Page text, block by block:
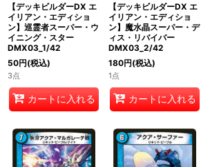
【デッキビルダーDX エ
イリアン・エディショ
ン】巡霊者スーパー・ウ
イニング・スター
DMX03_1/42
50円(税込)
3点
カートに入れる
【デッキビルダーDX エ
イリアン・エディショ
ン】魔水晶スーパー・デ
ィス・リバイバー
DMX03_2/42
180円(税込)
1点
カートに入れる